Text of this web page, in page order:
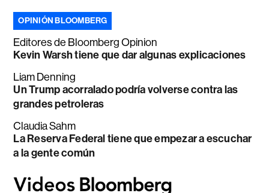
OPINIÓN BLOOMBERG
Editores de Bloomberg Opinion
Kevin Warsh tiene que dar algunas explicaciones
Liam Denning
Un Trump acorralado podría volverse contra las
grandes petroleras
Claudia Sahm
La Reserva Federal tiene que empezar a escuchar
a la gente común